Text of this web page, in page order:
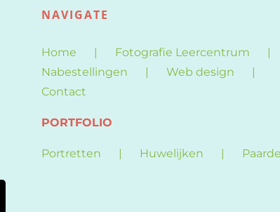
NAVIGATE
Home
Fotografie Leercentrum
Nabestellingen
Web design
Contact
PORTFOLIO
Portretten Huwelijken